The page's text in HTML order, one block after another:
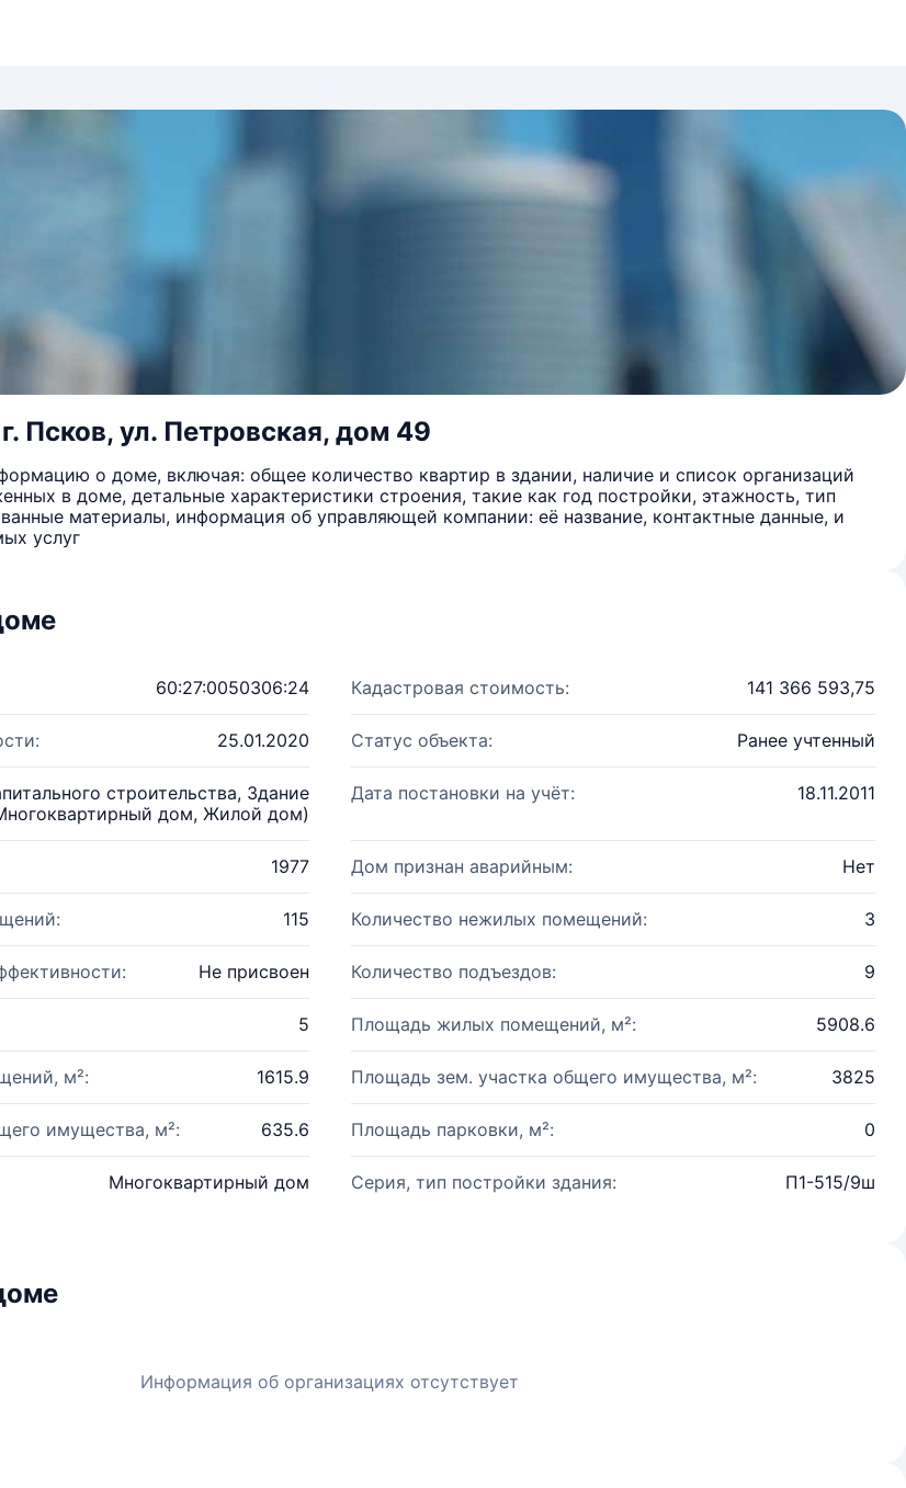
Псков, ул. Петровская, дом 49
о доме, включая: общее количество квартир в здании, наличие и список организаций
в доме, детальные характеристики строения, такие как год постройки, этажность, тип
материалы, информация об управляющей компании: её название, контактные данные, и
услуг
60:27:0050306:24 Кадастровая стоимость: 141 366 593,75
25.01.2020 Статус объекта: Ранее учтенный
строительства, Здание
дом, Жилой дом)
Дата постановки на учёт: 18.11.2011
1977 Дом признан аварийным: Нет
115 Количество нежилых помещений: 3
Не присвоен Количество подъездов: 9
5 Площадь жилых помещений, м²: 5908.6
м²: 1615.9 Площадь зем. участка общего имущества, м²: 3825
имущества, м²: 635.6 Площадь парковки, м²: 0
Многоквартирный дом Серия, тип постройки здания: П1-515/9ш
Информация об организациях отсутствует